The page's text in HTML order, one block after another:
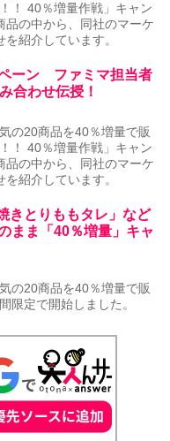
！ 40％増量作戦」キャン
品の中から、同社のマーケ
紹介しています。
ーン ファミマ担当者
合わせ伝授！
の20商品を40％増量で販
！ 40％増量作戦」キャン
品の中から、同社のマーケ
紹介しています。
きとりももタレ」など
まま「40％増量」キャ
の20商品を40％増量で販
限定で開始しました。